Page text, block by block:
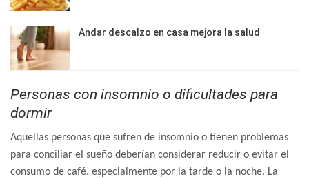
Andar descalzo en casa mejora la salud
Personas con insomnio o dificultades para
dormir
Aquellas personas que sufren de insomnio o tienen problemas
para conciliar el sueño deberían considerar reducir o evitar el
consumo de café, especialmente por la tarde o la noche. La